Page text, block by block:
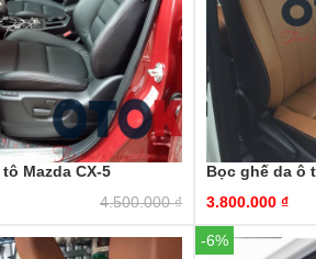
Mazda CX-5
4.500.000₫
Bọc ghế da ô
3.800.000 ₫
-6%